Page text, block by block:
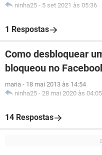
ninha25 - 5 set 2021 às 05:36
1 Respostas
Como desbloquear
bloqueou no
maria - 18 mai 2013 às 14:54
ninha25 - 28 mai 2020 às 04:05
14 Respostas